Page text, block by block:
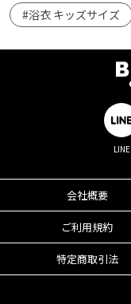
#浴衣 キッズサイズ
LINE
会社概要
ご利用規約
特定商取引法